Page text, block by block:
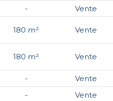
- Vente
180 m² Vente
180 m² Vente
- Vente
- Vente